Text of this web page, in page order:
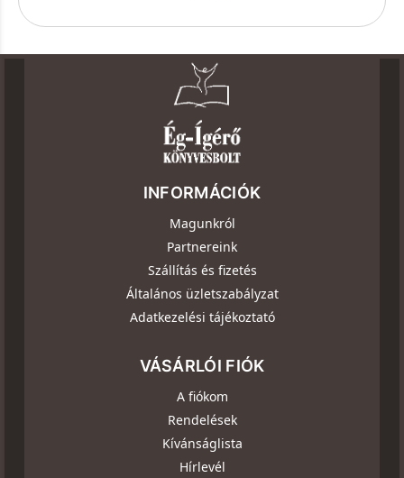
INFORMÁCIÓK
Magunkról
Partnereink
Szállítás és fizetés
Általános üzletszabályzat
Adatkezelési tájékoztató
VÁSÁRLÓI FIÓK
A fiókom
Rendelések
Kívánságlista
Hírlevél